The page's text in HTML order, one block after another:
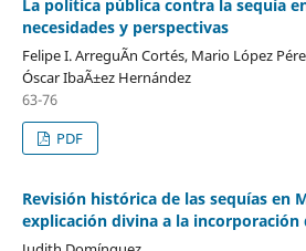
La política pública contra la sequía
necesidades y perspectivas
Felipe I. ArreguÃ­n Cortés, Mario López
Óscar IbaÃ±ez Hernández
63-76
PDF
Revisión histórica de las sequías en
explicación divina a la incorporación